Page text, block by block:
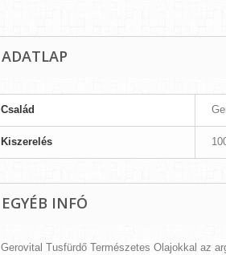
ADATLAP
Család
Kiszerelés
EGYÉB INFÓ
Gerovital Tusfürdő Természetes Olajokkal az